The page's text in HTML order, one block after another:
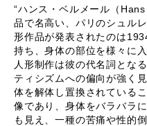
“ハンス・ベルメール（
品で名高い、パリのシュル
形作品が発表されたのは
持ち、身体の部位を様々に
人形制作は彼の代名詞とな
ティシズムへの偏向が強く
体を解体し置換されている
像であり、身体をバラバラ
も見え、一種の苦痛や性的